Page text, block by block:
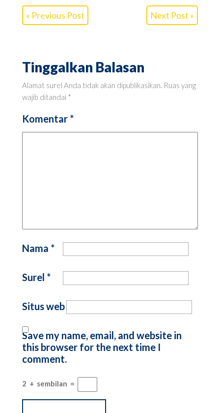
« Previous Post Next Post »
Tinggalkan Balasan
Alamat surel Anda tidak akan dipublikasikan. Ruas yang
wajib ditandai *
Komentar *
Nama *
Surel *
Situs web
Save my name, email, and website in
this browser for the next time I
comment.
2 + sembilan =